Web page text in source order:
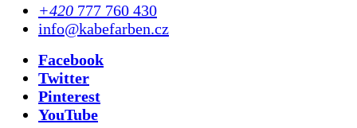
+420 777 760 430
info@kabefarben.cz
Facebook
Twitter
Pinterest
YouTube